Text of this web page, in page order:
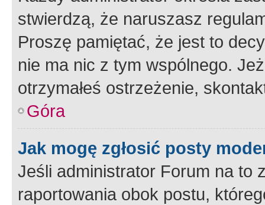
stwierdzą, że naruszasz
Proszę pamiętać, że jest to
nie ma nic z tym wspólnego.
otrzymałeś ostrzeżenie,
Góra
Jak mogę zgłosić posty
Jeśli administrator Forum na to
raportowania obok postu,